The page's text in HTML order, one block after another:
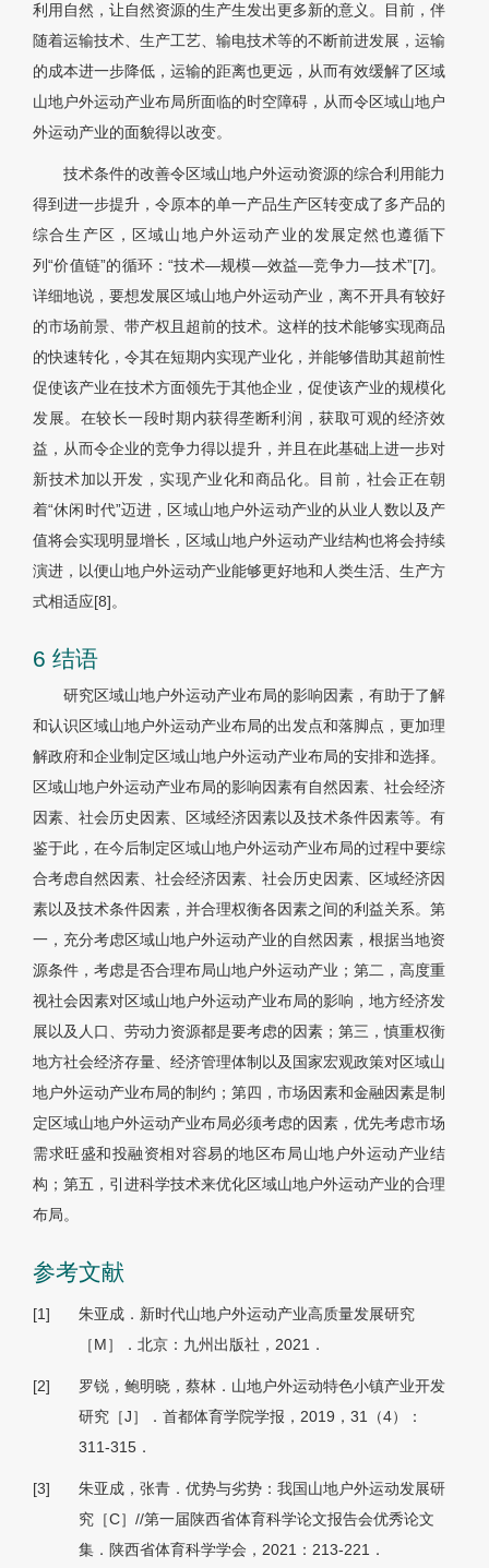
利用自然，让自然资源的生产生发出更多新的意义。目前，伴
随着运输技术、生产工艺、输电技术等的不断前进发展，运输
的成本进一步降低，运输的距离也更远，从而有效缓解了区域
山地户外运动产业布局所面临的时空障碍，从而令区域山地户
外运动产业的面貌得以改变。
技术条件的改善令区域山地户外运动资源的综合利用能力
得到进一步提升，令原本的单一产品生产区转变成了多产品的
综合生产区，区域山地户外运动产业的发展定然也遵循下
列“价值链”的循环：“技术—规模—效益—竞争力—技术”[7]。
详细地说，要想发展区域山地户外运动产业，离不开具有较好
的市场前景、带产权且超前的技术。这样的技术能够实现商品
的快速转化，令其在短期内实现产业化，并能够借助其超前性
促使该产业在技术方面领先于其他企业，促使该产业的规模化
发展。在较长一段时期内获得垄断利润，获取可观的经济效
益，从而令企业的竞争力得以提升，并且在此基础上进一步对
新技术加以开发，实现产业化和商品化。目前，社会正在朝
着“休闲时代”迈进，区域山地户外运动产业的从业人数以及产
值将会实现明显增长，区域山地户外运动产业结构也将会持续
演进，以便山地户外运动产业能够更好地和人类生活、生产方
式相适应[8]。
6 结语
研究区域山地户外运动产业布局的影响因素，有助于了解
和认识区域山地户外运动产业布局的出发点和落脚点，更加理
解政府和企业制定区域山地户外运动产业布局的安排和选择。
区域山地户外运动产业布局的影响因素有自然因素、社会经济
因素、社会历史因素、区域经济因素以及技术条件因素等。有
鉴于此，在今后制定区域山地户外运动产业布局的过程中要综
合考虑自然因素、社会经济因素、社会历史因素、区域经济因
素以及技术条件因素，并合理权衡各因素之间的利益关系。第
一，充分考虑区域山地户外运动产业的自然因素，根据当地资
源条件，考虑是否合理布局山地户外运动产业；第二，高度重
视社会因素对区域山地户外运动产业布局的影响，地方经济发
展以及人口、劳动力资源都是要考虑的因素；第三，慎重权衡
地方社会经济存量、经济管理体制以及国家宏观政策对区域山
地户外运动产业布局的制约；第四，市场因素和金融因素是制
定区域山地户外运动产业布局必须考虑的因素，优先考虑市场
需求旺盛和投融资相对容易的地区布局山地户外运动产业结
构；第五，引进科学技术来优化区域山地户外运动产业的合理
布局。
参考文献
[1]
朱亚成．新时代山地户外运动产业高质量发展研究
［M］．北京：九州出版社，2021．
[2]
罗锐，鲍明晓，蔡林．山地户外运动特色小镇产业开发
研究［J］．首都体育学院学报，2019，31（4）：
311-315．
[3]
朱亚成，张青．优势与劣势：我国山地户外运动发展研
究［C］//第一届陕西省体育科学论文报告会优秀论文
集．陕西省体育科学学会，2021：213-221．